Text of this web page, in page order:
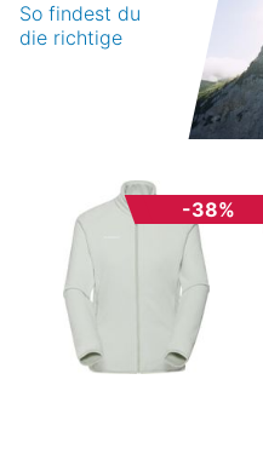
So findest du
die richtige
-38%